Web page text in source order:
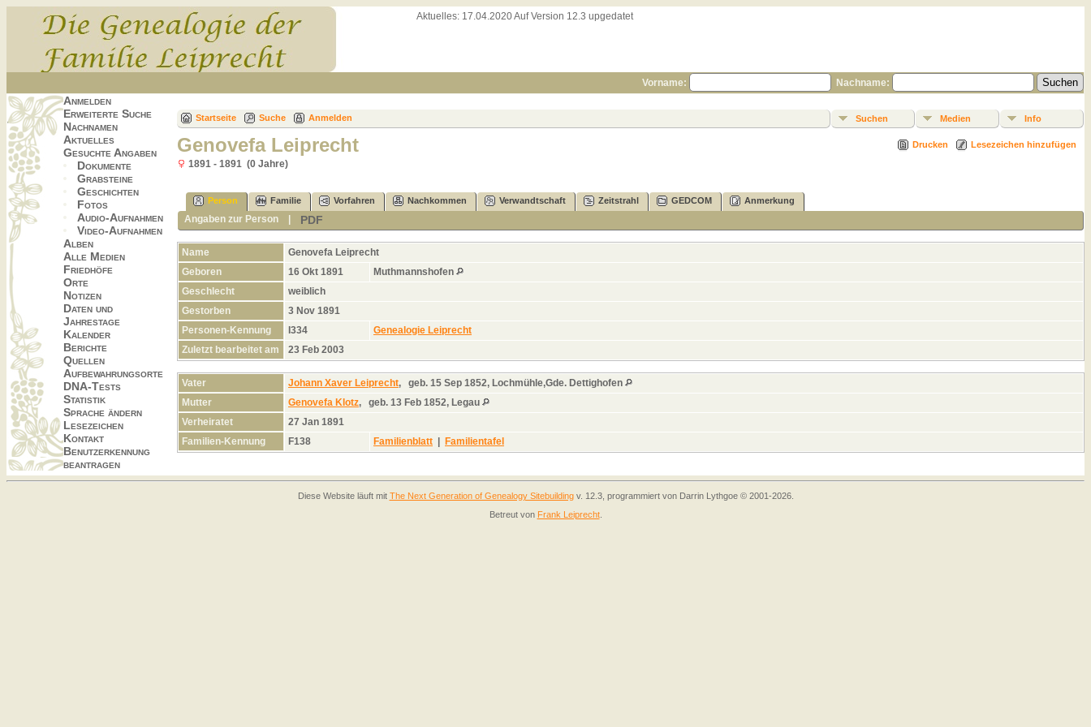
Aktuelles: 17.04.2020 Auf Version 12.3 upgedatet
Vorname: Nachname:
Anmelden
Erweiterte Suche
Nachnamen
Aktuelles
Gesuchte Angaben
Dokumente
Grabsteine
Geschichten
Fotos
Audio-Aufnahmen
Video-Aufnahmen
Alben
Alle Medien
Friedhöfe
Orte
Notizen
Daten und
Jahrestage
Kalender
Berichte
Quellen
Aufbewahrungsorte
DNA-Tests
Statistik
Sprache ändern
Lesezeichen
Kontakt
Benutzerkennung
beantragen
Startseite Suche Anmelden Suchen Medien Info
Drucken Lesezeichen hinzufügen
Genovefa Leiprecht
1891 - 1891 (0 Jahre)
Person Familie Vorfahren Nachkommen Verwandtschaft Zeitstrahl GEDCOM Anmerkung
Angaben zur Person PDF
Name Genovefa Leiprecht
Geboren
16 Okt 1891
Muthmannshofen
Geschlecht
weiblich
Gestorben
3 Nov 1891
Personen-Kennung
I334
Genealogie Leiprecht
Zuletzt bearbeitet am
23 Feb 2003
Vater Johann Xaver Leiprecht, geb. 15 Sep 1852, Lochmühle,Gde. Dettighofen
Mutter
Genovefa Klotz, geb. 13 Feb 1852, Legau
Verheiratet
27 Jan 1891
Familien-Kennung
F138 Familienblatt | Familientafel
Diese Website läuft mit The Next Generation of Genealogy Sitebuildingv. 12.3, programmiert von Darrin Lythgoe © 2001-2026.
Betreut von Frank Leiprecht.